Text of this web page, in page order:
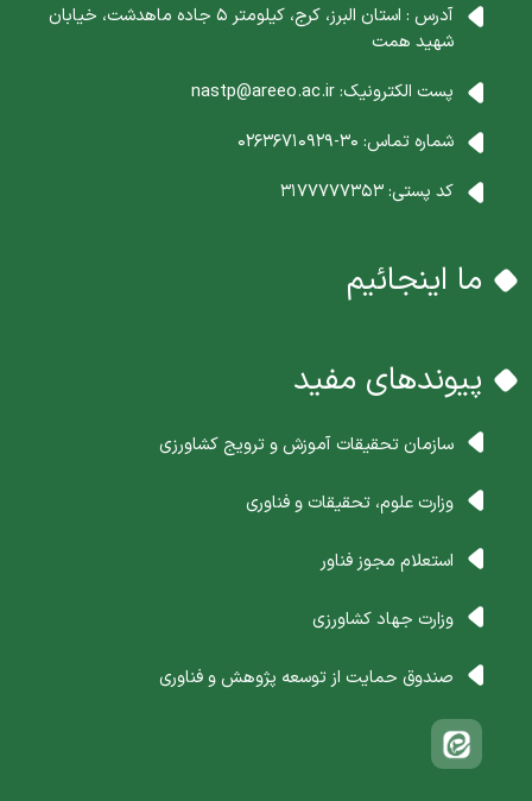
آدرس : استان البرز، کرج، کیلومتر 5 جاده ماهدشت، خیابان
شهید همت
پست الکترونیک:nastp@areeo.ac.ir
شماره تماس: 30-02636710929
کد پستی:3177777353
ما اینجائیم
پیوندهای مفید
سازمان تحقیقات آموزش و ترویج کشاورزی
وزارت علوم، تحقیقات و فناوری
استعلام مجوز فناور
وزارت جهاد کشاورزی
صندوق حمایت از توسعه پژوهش و فناوری